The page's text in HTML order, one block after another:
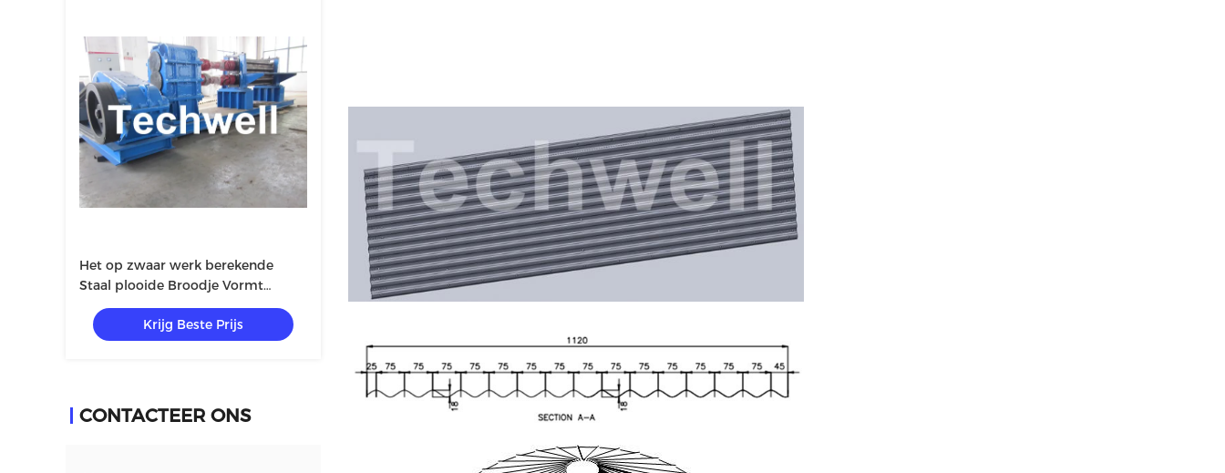
Het op zwaar werk berekende
Staal plooide Broodje Vormt
Machine 48Kw met Gimbal
Versnellingsbakaandrijving
Krijg Beste Prijs
CONTACTEER ONS